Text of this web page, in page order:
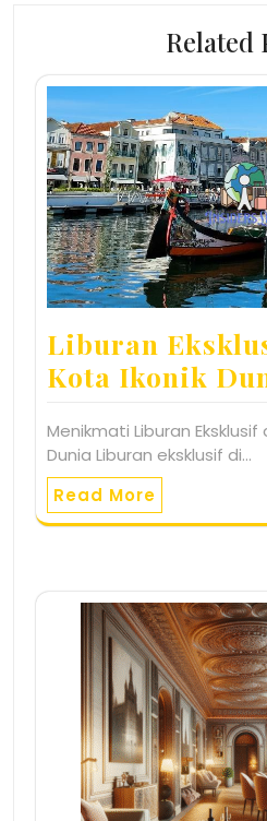
Related
Liburan
Kota Ikonik
Menikmati Liburan
Dunia Liburan eksklusif di…
Read More